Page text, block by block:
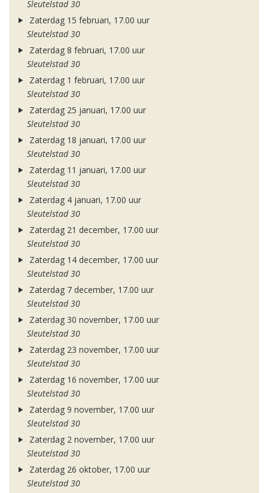
Sleutelstad 30
Zaterdag 15 februari, 17.00 uur
Sleutelstad 30
Zaterdag 8 februari, 17.00 uur
Sleutelstad 30
Zaterdag 1 februari, 17.00 uur
Sleutelstad 30
Zaterdag 25 januari, 17.00 uur
Sleutelstad 30
Zaterdag 18 januari, 17.00 uur
Sleutelstad 30
Zaterdag 11 januari, 17.00 uur
Sleutelstad 30
Zaterdag 4 januari, 17.00 uur
Sleutelstad 30
Zaterdag 21 december, 17.00 uur
Sleutelstad 30
Zaterdag 14 december, 17.00 uur
Sleutelstad 30
Zaterdag 7 december, 17.00 uur
Sleutelstad 30
Zaterdag 30 november, 17.00 uur
Sleutelstad 30
Zaterdag 23 november, 17.00 uur
Sleutelstad 30
Zaterdag 16 november, 17.00 uur
Sleutelstad 30
Zaterdag 9 november, 17.00 uur
Sleutelstad 30
Zaterdag 2 november, 17.00 uur
Sleutelstad 30
Zaterdag 26 oktober, 17.00 uur
Sleutelstad 30